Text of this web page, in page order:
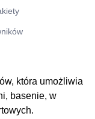
która umożliwia
basenie, w